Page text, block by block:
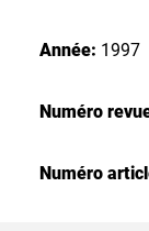
Année: 1997
Numéro
Numéro